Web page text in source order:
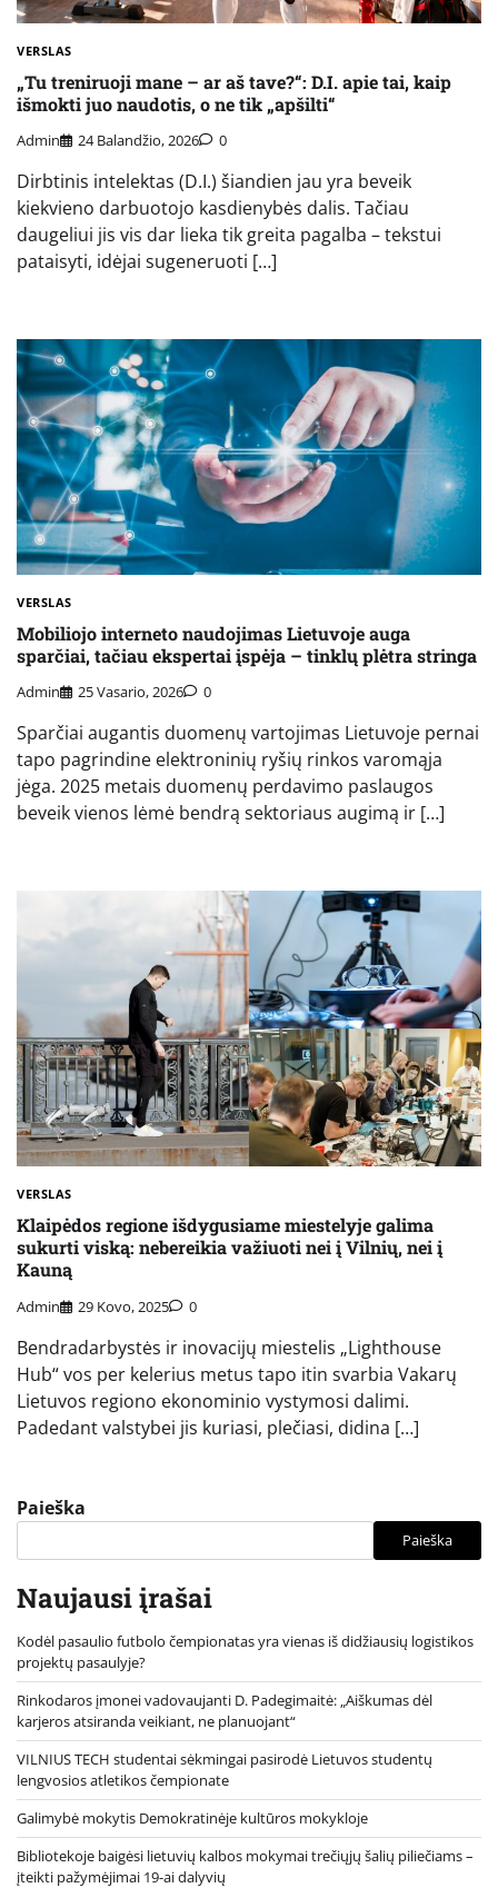
VERSLAS
„Tu treniruoji mane – ar aš tave?“: D.I. apie tai, kaip
išmokti juo naudotis, o ne tik „apšilti“
Admin 24 Balandžio, 2026 0
Dirbtinis intelektas (D.I.) šiandien jau yra beveik
kiekvieno darbuotojo kasdienybės dalis. Tačiau
daugeliui jis vis dar lieka tik greita pagalba – tekstui
pataisyti, idėjai sugeneruoti […]
VERSLAS
Mobiliojo interneto naudojimas Lietuvoje auga
sparčiai, tačiau ekspertai įspėja – tinklų plėtra stringa
Admin 25 Vasario, 2026 0
Sparčiai augantis duomenų vartojimas Lietuvoje pernai
tapo pagrindine elektroninių ryšių rinkos varomąja
jėga. 2025 metais duomenų perdavimo paslaugos
beveik vienos lėmė bendrą sektoriaus augimą ir […]
VERSLAS
Klaipėdos regione išdygusiame miestelyje galima
sukurti viską: nebereikia važiuoti nei į Vilnių, nei į
Kauną
Admin 29 Kovo, 2025 0
Bendradarbystės ir inovacijų miestelis „Lighthouse
Hub“ vos per kelerius metus tapo itin svarbia Vakarų
Lietuvos regiono ekonominio vystymosi dalimi.
Padedant valstybei jis kuriasi, plečiasi, didina […]
Paieška
Paieška
Naujausi įrašai
Kodėl pasaulio futbolo čempionatas yra vienas iš didžiausių logistikos
projektų pasaulyje?
Rinkodaros įmonei vadovaujanti D. Padegimaitė: „Aiškumas dėl
karjeros atsiranda veikiant, ne planuojant“
VILNIUS TECH studentai sėkmingai pasirodė Lietuvos studentų
lengvosios atletikos čempionate
Galimybė mokytis Demokratinėje kultūros mokykloje
Bibliotekoje baigėsi lietuvių kalbos mokymai trečiųjų šalių piliečiams –
įteikti pažymėjimai 19-ai dalyvių